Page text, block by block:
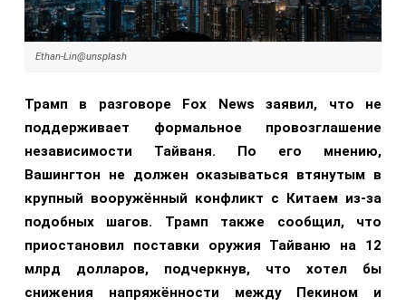
Ethan-Lin@unsplash
Трамп в разговоре Fox News заявил, что не
поддерживает формальное провозглашение
независимости Тайваня. По его мнению,
Вашингтон не должен оказываться втянутым в
крупный вооружённый конфликт с Китаем из-за
подобных шагов. Трамп также сообщил, что
приостановил поставки оружия Тайваню на 12
млрд долларов, подчеркнув, что хотел бы
снижения напряжённости между Пекином и